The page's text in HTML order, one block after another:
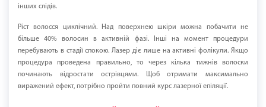
інших слідів.
Ріст волосся циклічний. Над поверхнею шкіри можна побачити не
більше 40% волосин в активній фазі. Інші на момент процедури
перебувають в стадії спокою. Лазер діє лише на активні фолікули. Якщо
процедура проведена правильно, то через кілька тижнів волоски
починають відростати острівцями. Щоб отримати максимально
виражений ефект, потрібно пройти повний курс лазерної епіляції.